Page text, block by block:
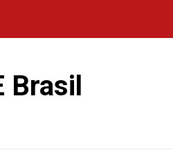
Brasil